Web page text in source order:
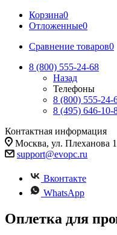
Корзина0
Отложенные0
Сравнение товаров0
8 (800) 555-24-68
Назад
Телефоны
8 (800) 555-24-
8 (495) 646-10-
Контактная информация
Москва, ул. Плеханова
support@evopc.ru
Вконтакте
WhatsApp
Оплетка для